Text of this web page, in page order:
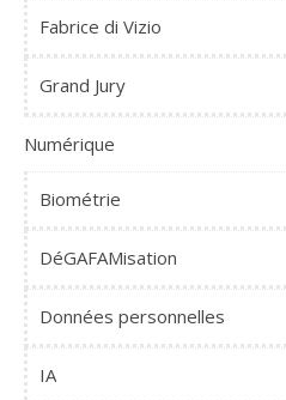
Fabrice di Vizio
Grand Jury
Numérique
Biométrie
DéGAFAMisation
Données personnelles
IA